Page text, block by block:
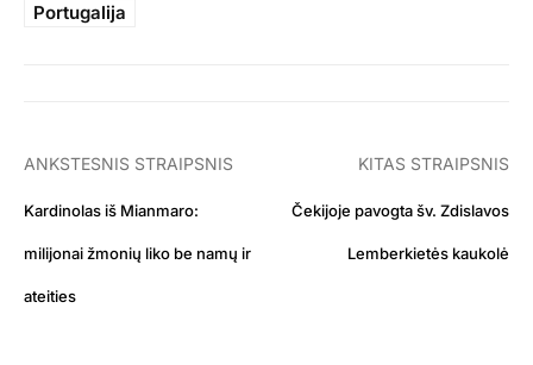
Portugalija
ANKSTESNIS STRAIPSNIS
Kardinolas iš Mianmaro:
milijonai žmonių liko be namų ir
ateities
KITAS STRAIPSNIS
Čekijoje pavogta šv. Zdislavos
Lemberkietės kaukolė